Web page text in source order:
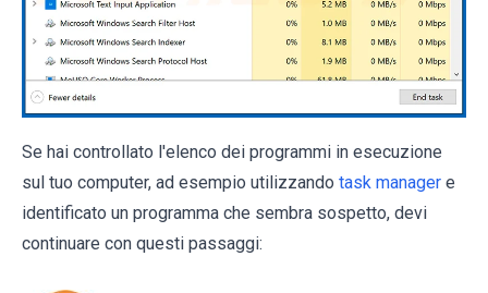
Se hai controllato l'elenco dei programmi in esecuzione
sul tuo computer, ad esempio utilizzando task manager e
identificato un programma che sembra sospetto, devi
continuare con questi passaggi: